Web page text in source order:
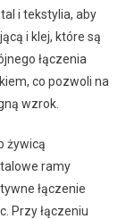
i tekstylia, aby
i klej, które są
łączenia
co pozwoli na
wzrok.
żywicą
ramy
łączenie
Przy łączeniu